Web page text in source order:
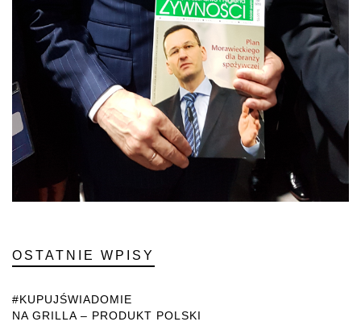
OSTATNIE WPISY
#KUPUJŚWIADOMIE
NA GRILLA – PRODUKT POLSKI